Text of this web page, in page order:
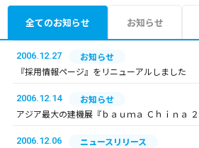
エリア情報を見る
全てのお知らせ お知らせ
2006.12.27
お知らせ
『採用情報ページ』をリニューアルしました
2006.12.14
お知らせ
アジア最大の建機展『ｂａｕｍａ Ｃｈｉｎａ
2006.12.06
ニュースリリース